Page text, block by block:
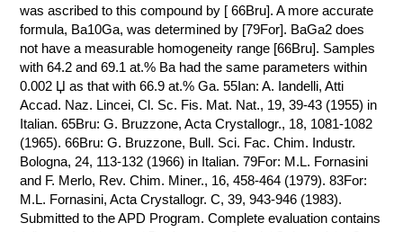
was ascribed to this compound by [ 66Bru]. A more accurate
formula, Ba10Ga, was determined by [79For]. BaGa2 does
not have a measurable homogeneity range [66Bru]. Samples
with 64.2 and 69.1 at.% Ba had the same parameters within
0.002 Џ as that with 66.9 at.% Ga. 55Ian: A. Iandelli, Atti
Accad. Naz. Lincei, Cl. Sc. Fis. Mat. Nat., 19, 39-43 (1955) in
Italian. 65Bru: G. Bruzzone, Acta Crystallogr., 18, 1081-1082
(1965). 66Bru: G. Bruzzone, Bull. Sci. Fac. Chim. Industr.
Bologna, 24, 113-132 (1966) in Italian. 79For: M.L. Fornasini
and F. Merlo, Rev. Chim. Miner., 16, 458-464 (1979). 83For:
M.L. Fornasini, Acta Crystallogr. C, 39, 943-946 (1983).
Submitted to the APD Program. Complete evaluation contains